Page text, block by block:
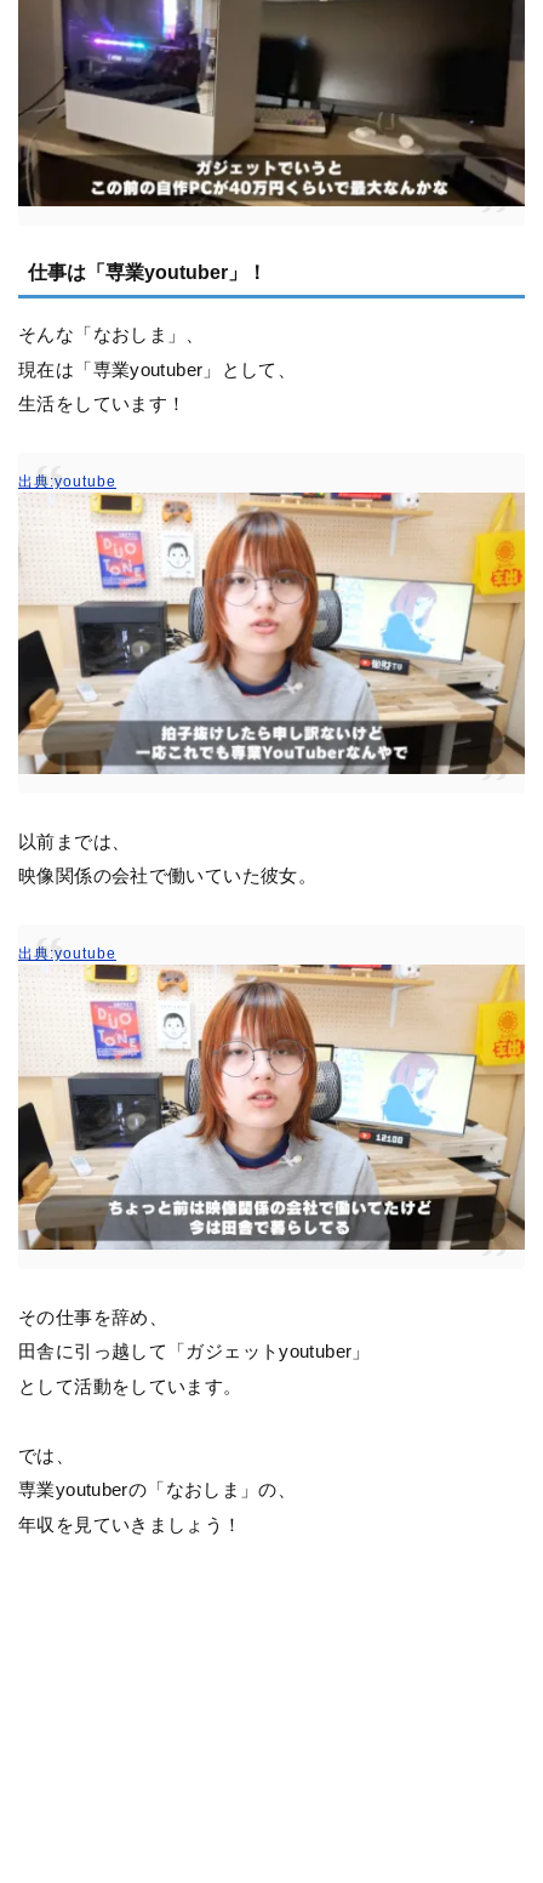
仕事は「専業youtuber」！
そんな「なおしま」、
現在は「専業youtuber」として、
生活をしています！
出典:youtube
以前までは、
映像関係の会社で働いていた彼女。
出典:youtube
その仕事を辞め、
田舎に引っ越して「ガジェットyoutuber」
として活動をしています。
では、
専業youtuberの「なおしま」の、
年収を見ていきましょう！